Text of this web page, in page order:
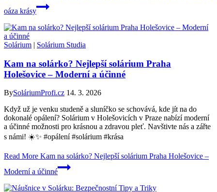
oáza krásy
Solárium | Solárium Studia
Kam na solárko? Nejlepší solárium Praha
Holešovice – Moderní a účinné
BySoláriumProfi.cz 14. 3. 2026
Když už je venku studeně a sluníčko se schovává, kde jít na do
dokonalé opálení? Solárium v Holešovicích v Praze nabízí moderní
a účinné možnosti pro krásnou a zdravou pleť. Navštivte nás a zářte
s námi! ☀️✨ #opálení #solárium #krása
Read More Kam na solárko? Nejlepší solárium Praha Holešovice –
Moderní a účinné